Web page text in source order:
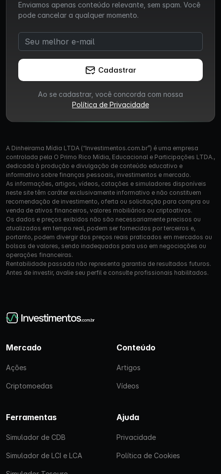
Enviamos apenas conteúdo relevante, sem spam. Você
pode cancelar a qualquer momento.
Cadastrar
Ao se cadastrar, você concorda com nossa
Política de Privacidade
A Dinheirama Mídia LTDA (“Investimentos.com.br”) é uma empresa
controlada pela O Primo Rico Mídia, Educacional e Participações LTDA.,
dedicada à produção e divulgação de conteúdo educativo e
informativo sobre finanças pessoais, investimentos e mercado.
As informações, artigos, vídeos, cotações e simuladores disponíveis
neste site têm caráter exclusivamente informativo e não constituem
recomendação de investimento, oferta ou solicitação para compra ou
venda de ativos financeiros, valores mobiliários ou criptoativos.
Os dados e preços exibidos não são necessariamente precisos ou
atualizados em tempo real, podem ser fornecidos por terceiros e,
portanto, podem divergir dos preços reais praticados em mercados ou
bolsas de valores, sendo inadequados para uso em negociações ou
operações financeiras.
Rentabilidade passada não representa garantia de resultados futuros.
Antes de investir, avalie seu perfil e consulte profissionais habilitados.
Mercado
Ações
Criptomoedas
Conteúdo
Artigos
Vídeos
Ferramentas
Simulador de CDB
Simulador de LCI e LCA
Ajuda
Privacidade
Política de Cookies